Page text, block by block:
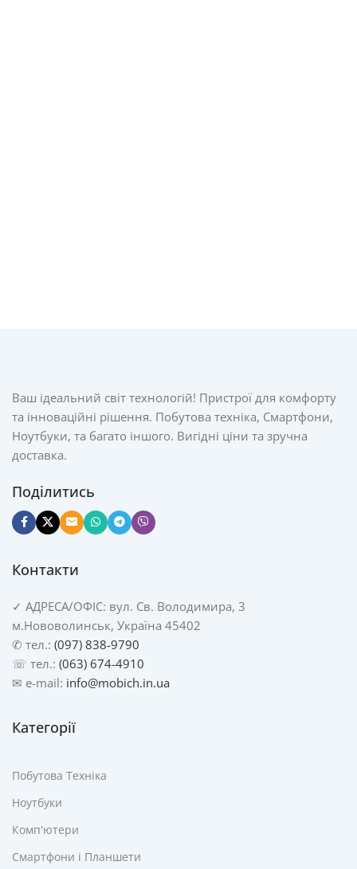
Ваш ідеальний світ технологій! Пристрої для комфорту
та інноваційні рішення. Побутова техніка, Смартфони,
Ноутбуки, та багато іншого. Вигідні ціни та зручна
доставка.
Поділитись
Контакти
✓ АДРЕСА/ОФІС: вул. Св. Володимира, 3
м.Нововолинськ, Україна 45402
✆ тел.: (097) 838-9790
☏ тел.: (063) 674-4910
✉ e-mail: info@mobich.in.ua
Категорії
Побутова Техніка
Ноутбуки
Комп'ютери
Смартфони і Планшети